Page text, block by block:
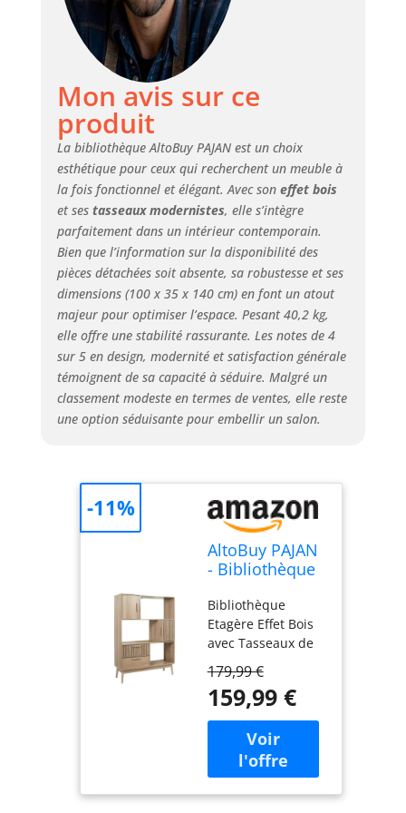
Mon avis sur ce
produit
La bibliothèque AltoBuy PAJAN est un choix
esthétique pour ceux qui recherchent un meuble à
la fois fonctionnel et élégant. Avec son effet bois
et ses tasseaux modernistes, elle s’intègre
parfaitement dans un intérieur contemporain.
Bien que l’information sur la disponibilité des
pièces détachées soit absente, sa robustesse et ses
dimensions (100 x 35 x 140 cm) en font un atout
majeur pour optimiser l’espace. Pesant 40,2 kg,
elle offre une stabilité rassurante. Les notes de 4
sur 5 en design, modernité et satisfaction générale
témoignent de sa capacité à séduire. Malgré un
classement modeste en termes de ventes, elle reste
une option séduisante pour embellir un salon.
AltoBuy PAJAN
- Bibliothèque
Bois avec
Tasseaux
Bibliothèque
Etagère Effet Bois
avec Tasseaux de
tendance du
moment : un style
appaisant, original,
et design, qui
donnera une
touche zen à votre
intérieur. Structure
179,99 €
159,99 €
-11%